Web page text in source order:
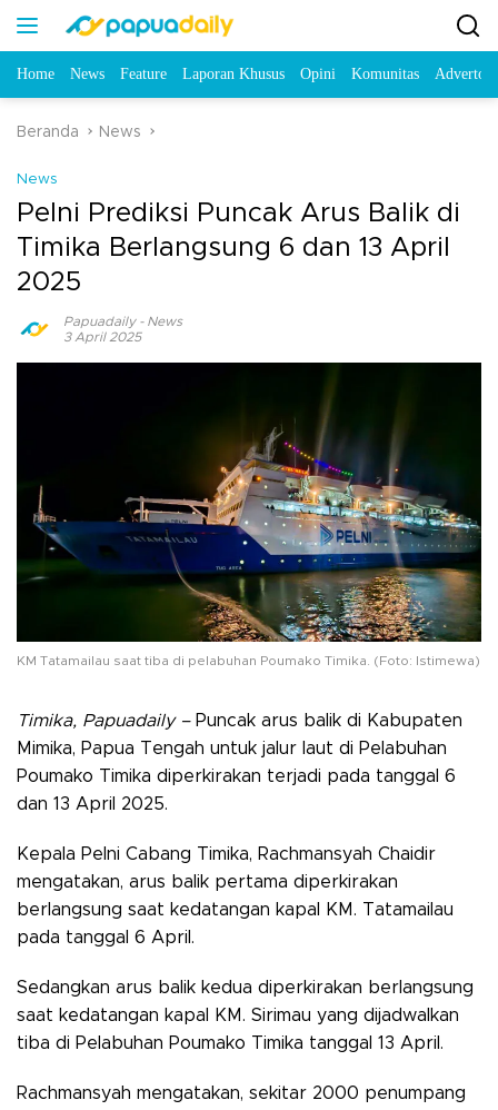
Home News Feature Laporan Khusus Opini Komunitas
Beranda News
News
Pelni Prediksi Puncak Arus Balik di
Timika Berlangsung 6 dan 13 April
2025
Papuadaily- News
3 April 2025
KM Tatamailau saat tiba di pelabuhan Poumako Timika. (Foto: Istimewa)
Timika, Papuadaily – Puncak arus balik di Kabupaten
Mimika, Papua Tengah untuk jalur laut di Pelabuhan
Poumako Timika diperkirakan terjadi pada tanggal 6
dan 13 April 2025.
Kepala Pelni Cabang Timika, Rachmansyah Chaidir
mengatakan, arus balik pertama diperkirakan
berlangsung saat kedatangan kapal KM. Tatamailau
pada tanggal 6 April.
Sedangkan arus balik kedua diperkirakan berlangsung
saat kedatangan kapal KM. Sirimau yang dijadwalkan
tiba di Pelabuhan Poumako Timika tanggal 13 April.
Rachmansyah mengatakan, sekitar 2000 penumpang